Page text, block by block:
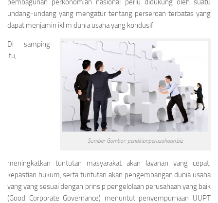
pembagunan perkonomian nasional perlu didukung oleh suatu
undang-undang yang mengatur tentang perseroan terbatas yang
dapat menjamin iklim dunia usaha yang kondusif.
Sumber Gambar: pendirianperusahaan.biz
Di samping
itu,
meningkatkan tuntutan masyarakat akan layanan yang cepat,
kepastian hukum, serta tuntutan akan pengembangan dunia usaha
yang yang sesuai dengan prinsip pengelolaan perusahaan yang baik
(Good Corporate Governance) menuntut penyempurnaan UUPT